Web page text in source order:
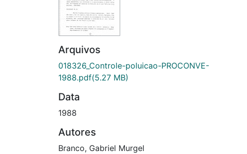
Arquivos
018326_Controle-poluicao-PROCONVE-
1988.pdf(5.27 MB)
Data
1988
Autores
Branco, Gabriel Murgel